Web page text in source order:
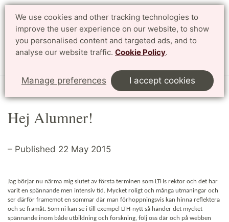
We use cookies and other tracking technologies to
improve the user experience on our website, to show
you personalised content and targeted ads, and to
analyse our website traffic. Cookie Policy.
Manage preferences I accept cookies
Search Svenska
Start Article
Hej Alumner!
– Published 22 May 2015
Jag börjar nu närma mig slutet av första terminen som LTHs rektor och det har
varit en spännande men intensiv tid. Mycket roligt och många utmaningar och
ser därför framemot en sommar där man förhoppningsvis kan hinna reflektera
och se framåt. Som ni kan se i till exempel LTH-nytt så händer det mycket
spännande inom både utbildning och forskning, följ oss där och på webben